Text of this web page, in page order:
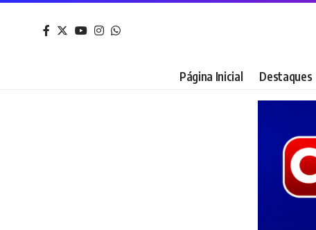
Página Inicial Destaques